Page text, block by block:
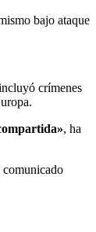
bajo ataque
crímenes
, ha
comunicado